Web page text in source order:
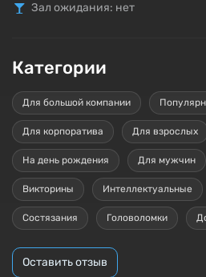
Зал ожидания: нет
Категории
Для большой компании
Для корпоратива Для взрослых
На день рождения Для мужчин
Викторины Интеллектуальные
Состязания Головоломки
Оставить отзыв